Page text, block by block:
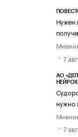
Нужен
7
АО
нужно
7